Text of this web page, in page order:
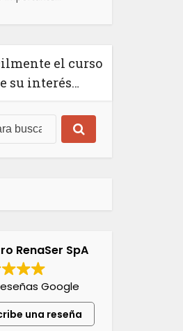
el curso
su interés…
RenaSer SpA
Google
una reseña